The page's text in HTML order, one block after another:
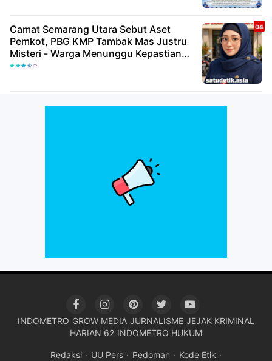
Camat Semarang Utara Sebut Aset
Pemkot, PBG KMP Tambak Mas Justru
Misteri - Warga Menunggu Kepastian
Hukum
INDOMETRO GROW MEDIA JURNALISME JEJAK KRIMINAL
HARIAN 62 INDOMETRO HUKUM
Redaksi UU Pers Pedoman Kode Etik